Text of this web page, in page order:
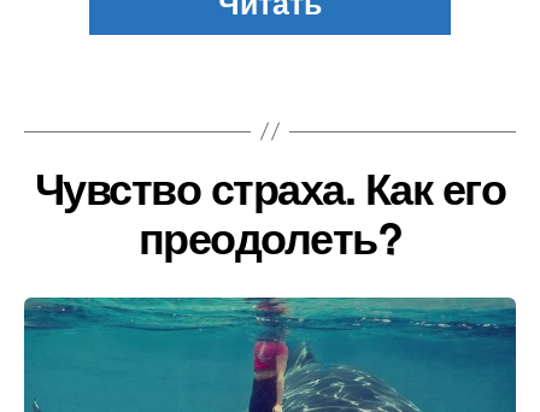
Чувство страха. Как его
преодолеть?